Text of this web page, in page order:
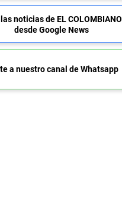
noticias de EL COLOMBIANO
desde Google News
a nuestro canal de Whatsapp